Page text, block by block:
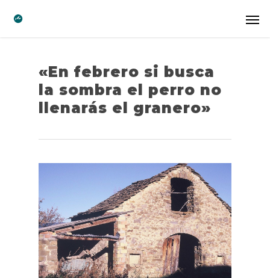
«En febrero si busca
la sombra el perro no
llenarás el granero»